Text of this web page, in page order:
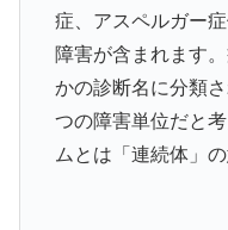
症、アスペルガー
障害が含まれます
かの診断名に分類
つの障害単位だと
ムとは「連続体」の